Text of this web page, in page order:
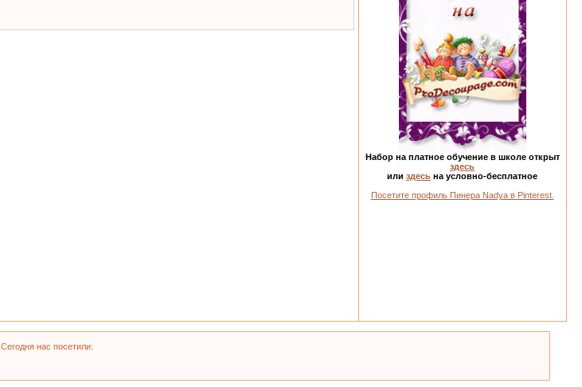
Набор на платное обучение в школе открыт
здесь
или здесь на условно-бесплатное
Посетите профиль Пинера Nadya в Pinterest.
Сегодня нас посетили: